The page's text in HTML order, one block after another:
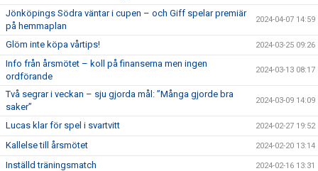
Jönköpings Södra väntar i cupen – och Giff spelar premiär
på hemmaplan
2024-04-07 14:59
Glöm inte köpa vårtips! 2024-03-25 09:26
Info från årsmötet – koll på finanserna men ingen
ordförande
2024-03-13 08:17
Två segrar i veckan – sju gjorda mål: ”Många gjorde bra
saker”
2024-03-09 14:09
Lucas klar för spel i svartvitt 2024-02-27 19:52
Kallelse till årsmötet 2024-02-20 13:14
Inställd träningsmatch 2024-02-16 13:31